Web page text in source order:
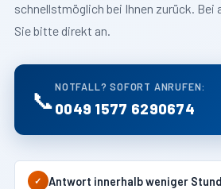
schnellstmöglich bei Ihnen zurück. Bei
Sie bitte direkt an.
📞 NOTFALL? SOFORT ANRUFEN:
0049 1577 6290674
✓ Antwort innerhalb weniger